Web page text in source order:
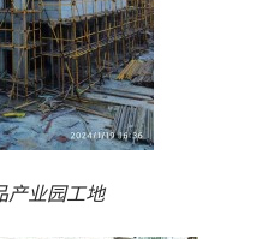
产业园工地